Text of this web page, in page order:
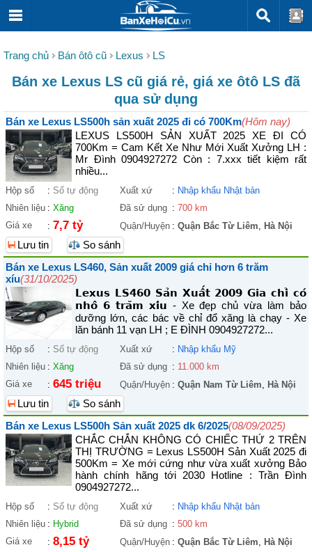
Trang chủ Bán ôtô cũ Lexus LS
Bán xe Lexus LS cũ giá rẻ, giá xe ôtô LS đã
qua sử dụng
Bán xe Lexus LS500h sản xuất 2025 đi có 700Km(Hôm nay)
LEXUS LS500H SẢN XUẤT 2025 XE ĐI CÓ
700Km = Cam Kết Xe Như Mới Xuất Xưởng LH :
Mr Đình 0904927272 Còn : 7.xxx tiết kiệm rất
nhiều...
Hộp số : Số tự động Xuất xứ : Nhập khẩu Nhật bản
Nhiên liệu : Xăng Đã sử dụng : 700 km
Giá xe
: 7,7 tỷ Quận/Huyện : Quận Bắc Từ Liêm, Hà Nội
Lưu tin
So sánh
Bán xe Lexus LS460, Sản xuất 2009 giá chỉ hơn 6 trăm
xíu(31/10/2025)
𝗟𝗲𝘅𝘂𝘀 𝗟𝗦𝟰𝟲𝟬 𝗦𝗮̉𝗻 𝗫𝘂𝗮̂́𝘁 𝟮𝟬𝟬𝟵 𝗚𝗶𝗮 𝗰𝗵𝗶̉ 𝗰𝗼́
𝗻𝗵𝗼̂ 𝟲 𝘁𝗿𝗮̆𝗺 𝘅𝗶́𝘂 - Xe đẹp chủ vừa làm bảo
dưỡng lớn, các bác về chỉ đổ xăng là chạy - Xe
lăn bánh 11 vạn LH ; E ĐÌNH 0904927272...
Hộp số : Số tự động Xuất xứ : Nhập khẩu Mỹ
Nhiên liệu : Xăng Đã sử dụng : 11.000 km
Giá xe
: 645 triệu Quận/Huyện : Quận Nam Từ Liêm, Hà Nội
Lưu tin
So sánh
Bán xe Lexus LS500h Sản xuất 2025 dk 6/2025(08/09/2025)
CHẮC CHẮN KHÔNG CÓ CHIẾC THỨ 2 TRÊN
THỊ TRƯỜNG = Lexus LS500H Sản Xuất 2025 đi
500Km = Xe mới cứng như vừa xuất xưởng Bảo
hành chính hãng tới 2030 Hotline : Trần Đình
0904927272...
Hộp số : Số tự động Xuất xứ : Nhập khẩu Nhật bản
Nhiên liệu : Hybrid Đã sử dụng : 500 km
Giá xe
: 8,15 tỷ Quận/Huyện : Quận Bắc Từ Liêm, Hà Nội